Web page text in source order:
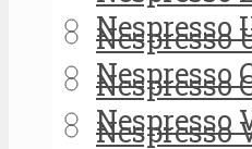
Nespresso
Nespresso
Nespresso
Nespresso
Nespresso
Nespresso